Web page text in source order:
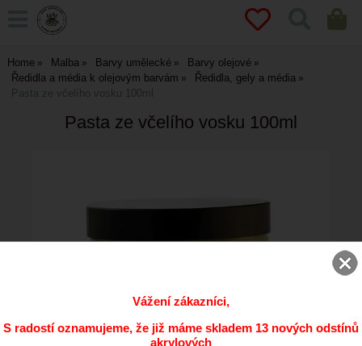
Home Malba Barvy umělecké
Barvy olejové
Ředidla a média k olejovým barvám
Ředidla, gely a média
Pasta ze včelího vosku 100ml
Pasta ze včelího vosku 100ml
Vážení zákazníci,
S radostí oznamujeme, že již máme skladem 13 nových odstínů
akrylových